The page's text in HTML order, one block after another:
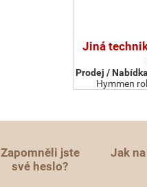
Jiná
Prodej /
Hymmen
Zapomněli jste
své heslo?
Jak